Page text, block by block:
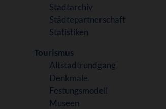
Stadtarchiv
Städtepartnerschaft
Statistiken
Tourismus
Altstadtrundgang
Denkmale
Festungsmodell
Museen